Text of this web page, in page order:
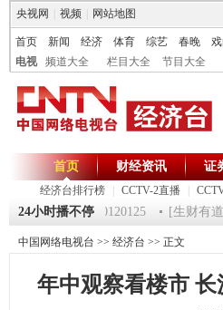
央视网 视频 网站地图
首页 新闻 经济 体育 综艺 春晚
电视
频道大全 栏目大全 节目大全
首页
经济台排行榜 CCTV-2直播
财经资讯 证
24小时播不停
《第一时间》 20120125 [生财有道]
中国网络电视台 >> 经济台 >> 正文
年中观察看楼市